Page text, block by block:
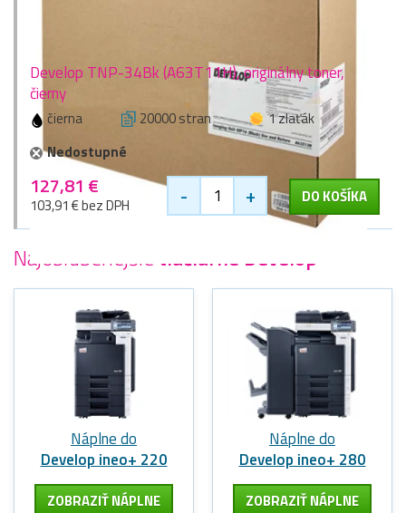
Develop TNP-34Bk (A63T11H), originálny toner,
čierny
čierna 20000 stran
1 zlaťák
Nedostupné
127,81 €
103,91 € bez DPH - + DO KOŠÍKA
Najobľúbenejšie tlačiarne Develop
Náplne do
Develop ineo+ 220
ZOBRAZIŤ NÁPLNE
Náplne do
Develop ineo+ 280
ZOBRAZIŤ NÁPLNE